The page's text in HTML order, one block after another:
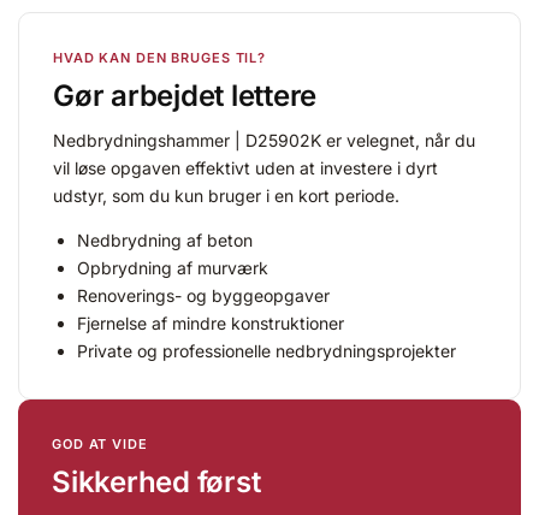
HVAD KAN DEN BRUGES TIL?
Gør arbejdet lettere
Nedbrydningshammer | D25902K er velegnet, når du
vil løse opgaven effektivt uden at investere i dyrt
udstyr, som du kun bruger i en kort periode.
Nedbrydning af beton
Opbrydning af murværk
Renoverings- og byggeopgaver
Fjernelse af mindre konstruktioner
Private og professionelle nedbrydningsprojekter
GOD AT VIDE
Sikkerhed først